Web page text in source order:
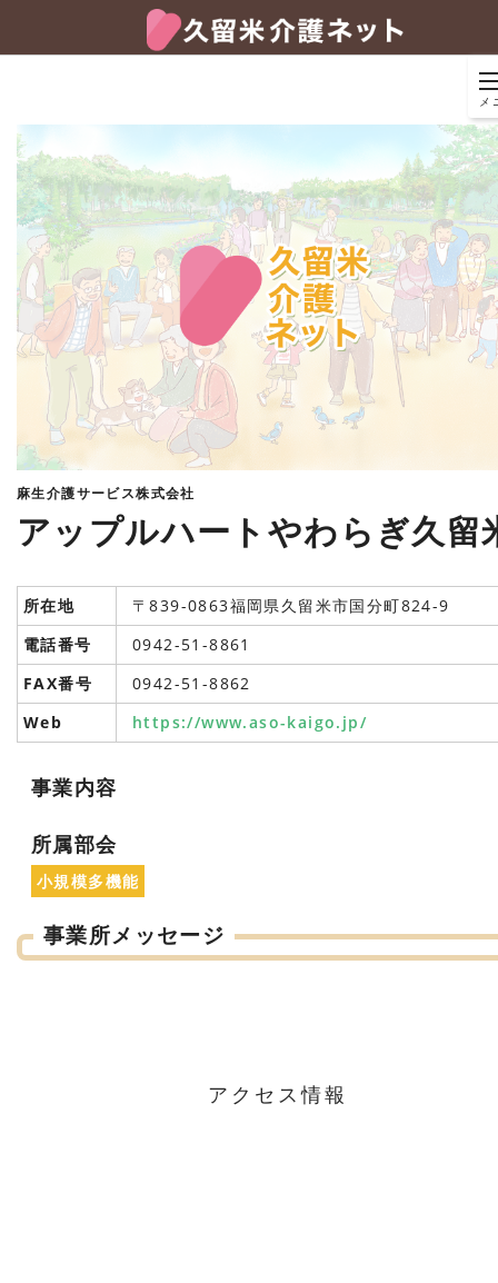
メ
麻生介護サービス株式会社
アップルハートやわらぎ久留
所在地
〒839-0863福岡県久留米市国分町824-9
電話番号
0942-51-8861
FAX番号
0942-51-8862
Web
https://www.aso-kaigo.jp/
事業内容
所属部会
小規模多機能
事業所メッセージ
アクセス情報